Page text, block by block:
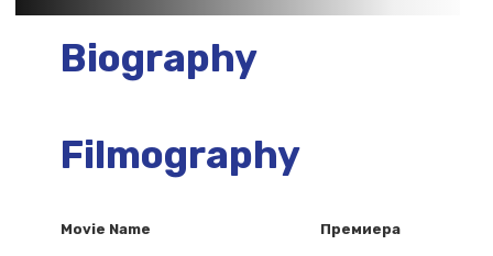
Biography
Filmography
Movie Name Премиера